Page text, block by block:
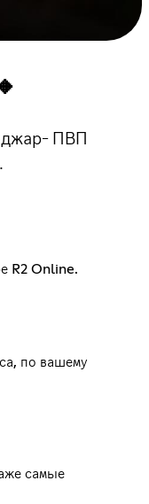
ПВП
R2 Online.
по вашему
самые